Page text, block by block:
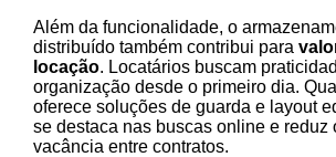
Além da funcionalidade, o
distribuído também contribui para
locação. Locatários buscam
organização desde o primeiro dia.
oferece soluções de guarda e layout
se destaca nas buscas online e reduz
vacância entre contratos.